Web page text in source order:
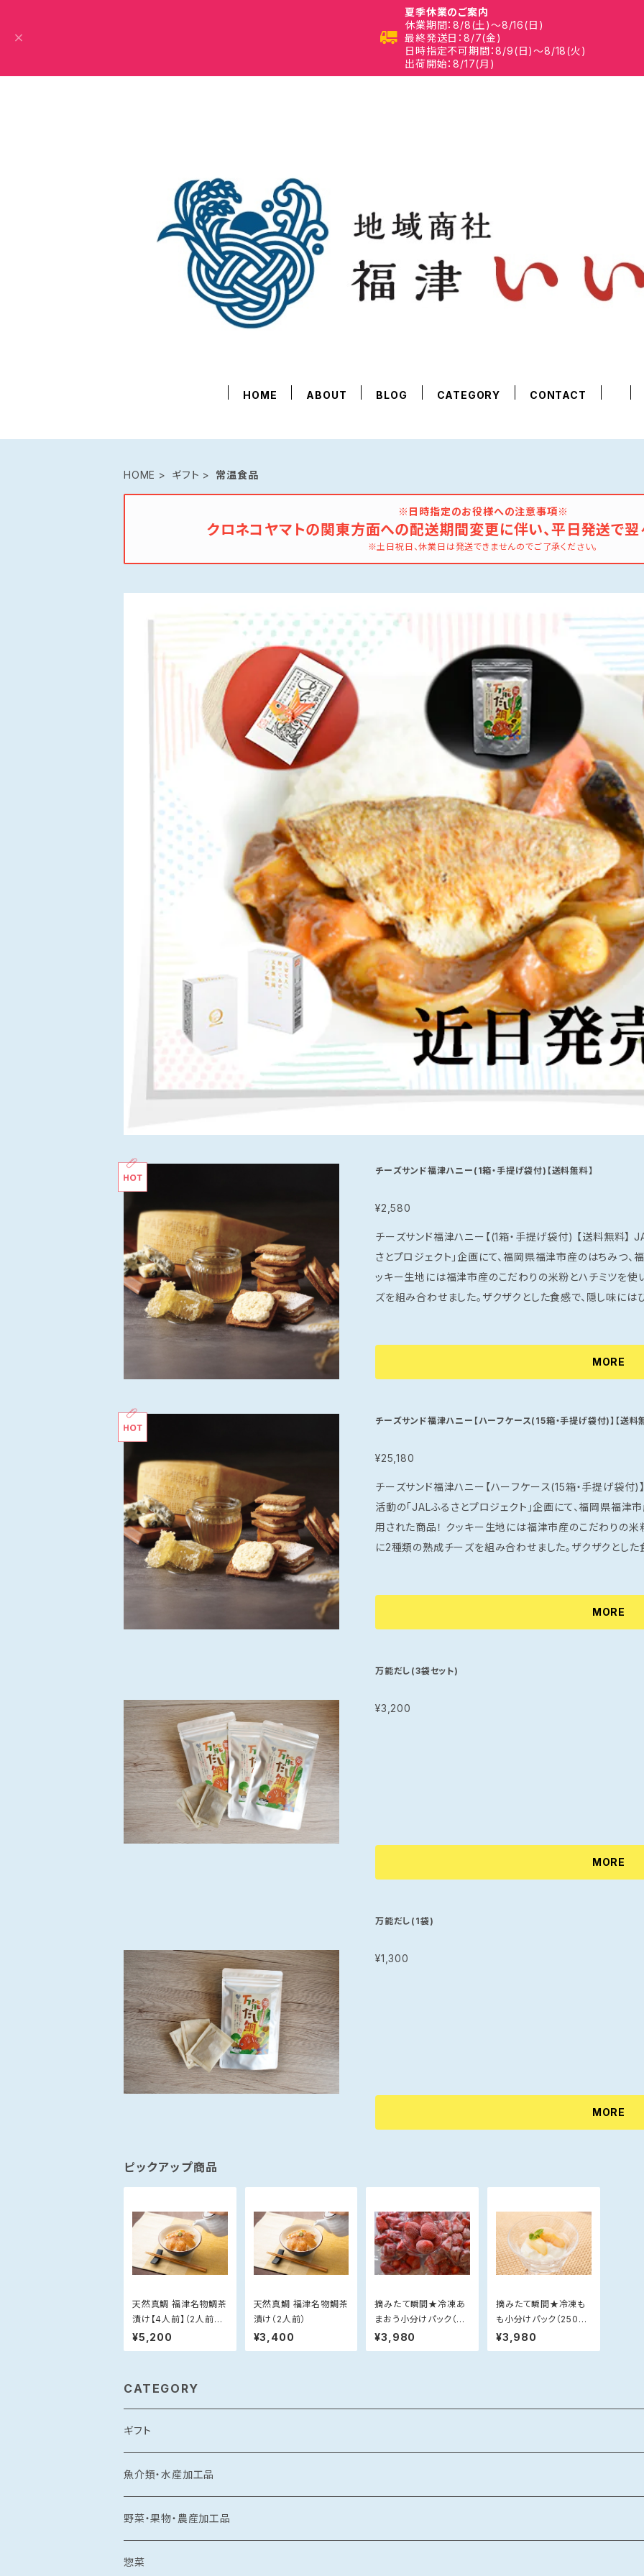
夏季休業のご案内
休業期間：8/8(土)～8/16(日)
最終発送日：8/7(金)
日時指定不可期間：8/9(日)～8/18(火)
出荷開始：8/17(月)
HOME ABOUT BLOG CATEGORY CONTACT
HOME ギフト 常温食品
※日時指定のお役様への注意事項※
クロネコヤマトの関東方面への配送期間変更に伴い、平日発送で
※土日祝日、休業日は発送できませんのでご了承ください。
チーズサンド福津ハニー(1箱・手提げ袋付)【送料無料】
¥2,580
チーズサンド福津ハニー【(1箱・手提げ袋付) 【送料無料】 JALグループでの地域活性化活動の「JALふる
さとプロジェクト」企画にて、福岡県福津市産のはちみつ、
ッキー生地には福津市産のこだわりの米粉とハチミツを使
ズを組み合わせました。ザクザクとした食感で、隠し味には
発見があります。何個でも食べられてしまう危険な美味しさです！ 特別な日の手土産や、友人
にぴったりな一品。ぜひ、この極上のチーズサンドをご家庭でお楽しみくだ
MORE
チーズサンド福津ハニー【ハーフケース(15箱・手提げ袋付)】【送料
¥25,180
チーズサンド福津ハニー【ハーフケース(15箱・手提げ袋付)】 【送料無料】 JALグ
活動の「JALふるさとプロジェクト」企画にて、福岡県福
用された商品！ クッキー生地には福津市産のこだわりの米粉とハチミツを使い、クリームチーズはさら
に2種類の熟成チーズを組み合わせました。ザクザクとした
食べるたびに新しい発見があります。何個でも食べられてしまう危険
産や、友人との集まりにぴったりな一品。ぜひ、この極上の
MORE
万能だし(3袋セット)
¥3,200
MORE
万能だし(1袋)
¥1,300
MORE
ピックアップ商品
天然真鯛 福津名物鯛茶
漬け【4人前】（2人前×
2）
¥5,200
天然真鯛 福津名物鯛茶
漬け（2人前）
¥3,400
摘みたて瞬間★冷凍あ
まおう小分けパック（25
0g×4）【のし対応不可】
¥3,980
摘みたて瞬間★冷凍も
も小分けパック（250g×
4）【のし対応不可】
¥3,980
CATEGORY
ギフト
常温食品
水産加工品
野菜・果物加工品
冷凍食品
魚介類・水産加工品
鯛
刺し身
イカ
野菜・果物・農産加工品
冷凍フルーツ
惣菜